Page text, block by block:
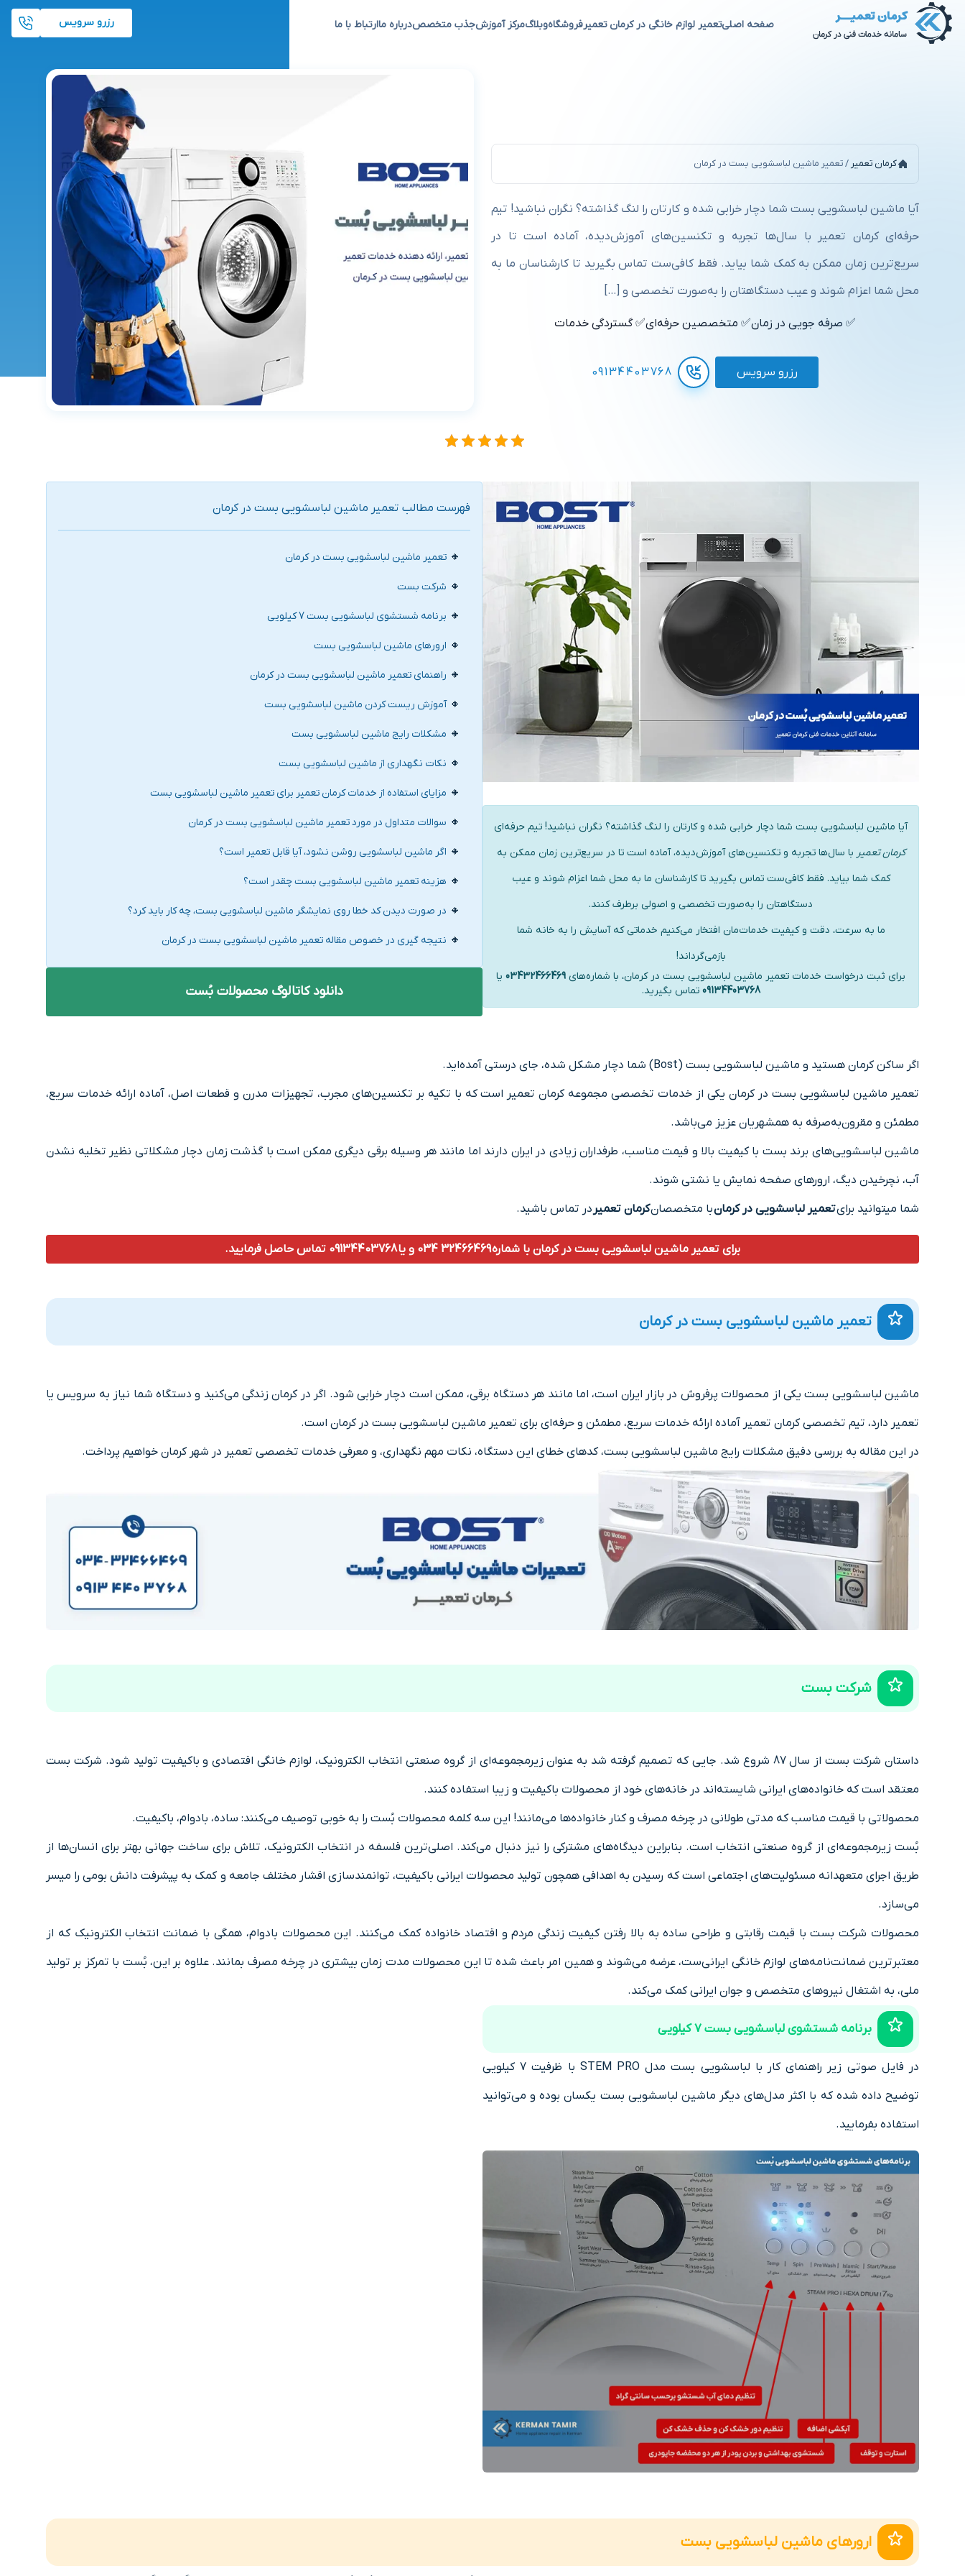
صفحه اصلیتعمیر لوازم خانگی در کرمان تعمیرفروشگاهوبلاگمرکز آموزشجذب متخصصدرباره ماارتباط با ما رزرو سرویس
کرمان تعمیر /تعمیر ماشین لباسشویی بست در کرمان
آیا ماشین لباسشویی بست شما دچار خرابی شده و کارتان را لنگ گذاشته؟ نگران نباشید! تیم
حرفه‌ای کرمان تعمیر با سال‌ها تجربه و تکنسین‌های آموزش‌دیده، آماده است تا در
سریع‌ترین زمان ممکن به کمک شما بیاید. فقط کافی‌ست تماس بگیرید تا کارشناسان ما به
محل شما اعزام شوند و عیب دستگاهتان را به‌صورت تخصصی و […]
✅ صرفه جویی در زمان✅ متخصصین حرفه‌ای✅ گستردگی خدمات
رزرو سرویس 09134403768
آیا ماشین لباسشویی بست شما دچار خرابی شده و کارتان را لنگ گذاشته؟ نگران نباشید! تیم حرفه‌ای
کرمان تعمیر با سال‌ها تجربه و تکنسین‌های آموزش‌دیده، آماده است تا در سریع‌ترین زمان ممکن به
کمک شما بیاید. فقط کافی‌ست تماس بگیرید تا کارشناسان ما به محل شما اعزام شوند و عیب
دستگاهتان را به‌صورت تخصصی و اصولی برطرف کنند.
ما به سرعت، دقت و کیفیت خدمات‌مان افتخار می‌کنیم خدماتی که آسایش را به خانه شما
بازمی‌گرداند!
برای ثبت درخواست خدمات تعمیر ماشین لباسشویی بست در کرمان، با شماره‌های 03432466469 یا
09134403768 تماس بگیرید.
فهرست مطالب تعمیر ماشین لباسشویی بست در کرمان
تعمیر ماشین لباسشویی بست در کرمان
شرکت بست
برنامه شستشوی لباسشویی بست 7 کیلویی
ارورهای ماشین لباسشویی بست
راهنمای تعمیر ماشین لباسشویی بست در کرمان
آموزش ریست کردن ماشین لباسشویی بست
مشکلات رایج ماشین لباسشویی بست
نکات نگهداری از ماشین لباسشویی بست
مزایای استفاده از خدمات کرمان تعمیر برای تعمیر ماشین لباسشویی بست
سوالات متداول در مورد تعمیر ماشین لباسشویی بست در کرمان
اگر ماشین لباسشویی روشن نشود، آیا قابل تعمیر است؟
هزینه تعمیر ماشین لباسشویی بست چقدر است؟
در صورت دیدن کد خطا روی نمایشگر ماشین لباسشویی بست، چه کار باید کرد؟
نتیجه گیری در خصوص مقاله تعمیر ماشین لباسشویی بست در کرمان
دانلود کاتالوگ محصولات بُست
اگر ساکن کرمان هستید و ماشین لباسشویی بست (Bost) شما دچار مشکل شده، جای درستی آمده‌اید.
تعمیر ماشین لباسشویی بست در کرمان یکی از خدمات تخصصی مجموعه کرمان تعمیر است که با تکیه بر تکنسین‌های مجرب، تجهیزات مدرن و قطعات اصل، آماده ارائه خدمات سریع،
مطمئن و مقرون‌به‌صرفه به همشهریان عزیز می‌باشد.
ماشین لباسشویی‌های برند بست با کیفیت بالا و قیمت مناسب، طرفداران زیادی در ایران دارند اما مانند هر وسیله برقی دیگری ممکن است با گذشت زمان دچار مشکلاتی نظیر تخلیه نشدن
آب، نچرخیدن دیگ، ارورهای صفحه نمایش یا نشتی شوند.
شما میتوانید برایتعمیر لباسشویی در کرمانبا متخصصانکرمان تعمیر در تماس باشید.
برای تعمیر ماشین لباسشویی بست در کرمان با شماره 32466469 034 و یا 09134403768 تماس حاصل فرمایید.
تعمیر ماشین لباسشویی بست در کرمان
ماشین لباسشویی بست یکی از محصولات پرفروش در بازار ایران است، اما مانند هر دستگاه برقی، ممکن است دچار خرابی شود. اگر در کرمان زندگی می‌کنید و دستگاه شما نیاز به سرویس یا
تعمیر دارد، تیم تخصصی کرمان تعمیر آماده ارائه خدمات سریع، مطمئن و حرفه‌ای برای تعمیر ماشین لباسشویی بست در کرمان است.
در این مقاله به بررسی دقیق مشکلات رایج ماشین لباسشویی بست، کدهای خطای این دستگاه، نکات مهم نگهداری، و معرفی خدمات تخصصی تعمیر در شهر کرمان خواهیم پرداخت.
شرکت بست
داستان شرکت بست از سال 87 شروع شد. جایی که تصمیم گرفته شد به عنوان زیرمجموعه‌ای از گروه صنعتی انتخاب الکترونیک،‌ لوازم خانگی اقتصادی و باکیفیت تولید شود. شرکت بست
معتقد است که خانواده‌های ایرانی شایسته‌اند در خانه‌های خود از محصولات باکیفیت و زیبا استفاده کنند.
محصولاتی با قیمت مناسب که مدتی طولانی در چرخه مصرف و کنار خانواده‌ها می‌مانند! این سه کلمه محصولات بُست را به خوبی توصیف می‌کنند: ساده، بادوام، باکیفیت.
بُست زیرمجموعه‌ای از گروه صنعتی انتخاب است. بنابراین دیدگاه‌های مشترکی را نیز دنبال می‌کند. اصلی‌ترین فلسفه در انتخاب الکترونیک، تلاش برای ساخت جهانی بهتر برای انسان‌ها از
طریق اجرای متعهدانه مسئولیت‌های اجتماعی است که رسیدن به اهدافی همچون تولید محصولات ایرانی باکیفیت، توانمندسازی اقشار مختلف جامعه و کمک به پیشرفت دانش بومی را میسر
می‌سازد.
محصولات شرکت بستبا قیمت رقابتی و طراحی ساده به بالا رفتن کیفیت زندگی مردم و اقتصاد خانواده کمک می‌کنند. این محصولات بادوام،‌ همگی با ضمانت انتخاب الکترونیک که از
معتبر‌ترین ضمانت‌نامه‌های لوازم خانگی ایرانی‌ست، عرضه می‌شوند و همین امر باعث شده تا این محصولات مدت زمان بیشتری در چرخه مصرف بمانند. علاوه بر این، بُست با تمرکز بر تولید
ملی، به اشتغال نیروهای متخصص و جوان ایرانی کمک می‌کند.
برنامه شستشوی لباسشویی بست 7 کیلویی
در فایل صوتی زیر راهنمای کار با لباسشویی بست مدل STEM PRO با ظرفیت 7 کیلویی
توضیح داده شده که با اکثر مدل‌های دیگر ماشین لباسشویی بست یکسان بوده و می‌توانید
استفاده بفرمایید.
ارورهای ماشین لباسشویی بست